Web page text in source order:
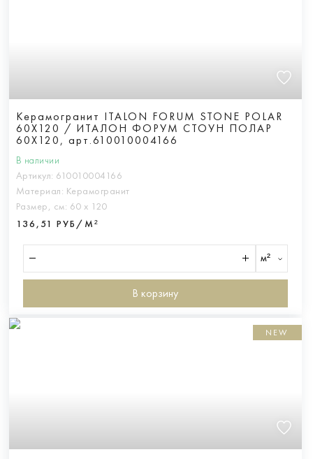
Керамогранит ITALON FORUM STONE POLAR
60X120 / ИТАЛОН ФОРУМ СТОУН ПОЛАР
60X120, арт.610010004166
В наличии
Артикул: 610010004166
Материал: Керамогранит
Размер, см: 60 х 120
136,51 РУБ/М²
м²
В корзину
NEW